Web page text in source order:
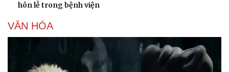
hôn lễ trong bệnh viện
VĂN HÓA